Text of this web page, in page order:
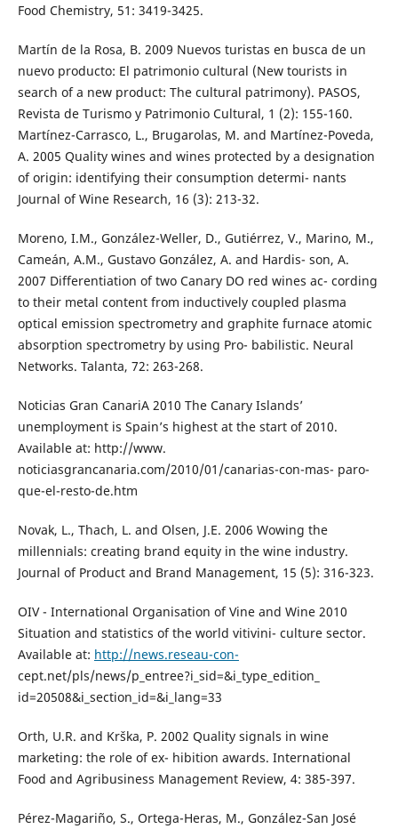
Food Chemistry, 51: 3419-3425.
Martín de la Rosa, B. 2009 Nuevos turistas en busca de un
nuevo producto: El patrimonio cultural (New tourists in
search of a new product: The cultural patrimony). PASOS,
Revista de Turismo y Patrimonio Cultural, 1 (2): 155-160.
Martínez-Carrasco, L., Brugarolas, M. and Martínez-Poveda,
A. 2005 Quality wines and wines protected by a designation
of origin: identifying their consumption determi- nants
Journal of Wine Research, 16 (3): 213-32.
Moreno, I.M., González-Weller, D., Gutiérrez, V., Marino, M.,
Cameán, A.M., Gustavo González, A. and Hardis- son, A.
2007 Differentiation of two Canary DO red wines ac- cording
to their metal content from inductively coupled plasma
optical emission spectrometry and graphite furnace atomic
absorption spectrometry by using Pro- babilistic. Neural
Networks. Talanta, 72: 263-268.
Noticias Gran CanariA 2010 The Canary Islands’
unemployment is Spain’s highest at the start of 2010.
Available at: http://www.
noticiasgrancanaria.com/2010/01/canarias-con-mas- paro-
que-el-resto-de.htm
Novak, L., Thach, L. and Olsen, J.E. 2006 Wowing the
millennials: creating brand equity in the wine industry.
Journal of Product and Brand Management, 15 (5): 316-323.
OIV - International Organisation of Vine and Wine 2010
Situation and statistics of the world vitivini- culture sector.
Available at: http://news.reseau-con-
cept.net/pls/news/p_entree?i_sid=&i_type_edition_
id=20508&i_section_id=&i_lang=33
Orth, U.R. and Krška, P. 2002 Quality signals in wine
marketing: the role of ex- hibition awards. International
Food and Agribusiness Management Review, 4: 385-397.
Pérez-Magariño, S., Ortega-Heras, M., González-San José